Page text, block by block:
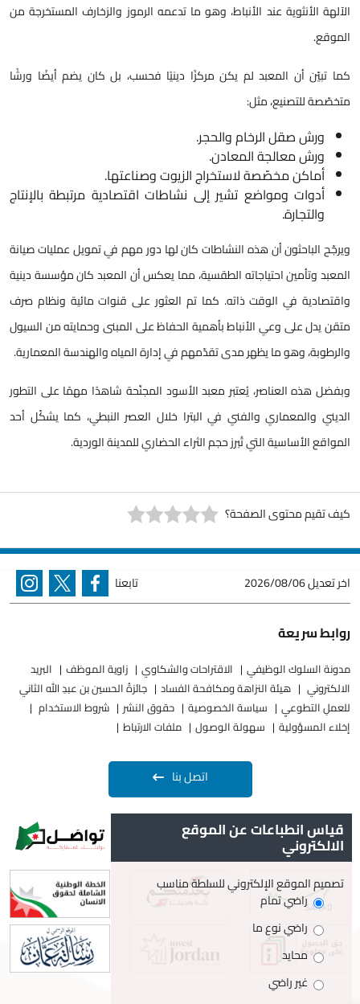
قياس انطباعات عن الموقع
الالكتروني
تصميم الموقع الإلكتروني للسلطة مناسب
راضي تمام
راضي نوع ما
محايد
غير راضي
الآلهة الأنثوية عند الأنباط، وهو ما تدعمه الرموز والزخارف المستخرجة من
الموقع.
كما تبيّن أن المعبد لم يكن مركزًا دينيًا فحسب، بل كان يضم أيضًا ورشًا
متخصّصة للتصنيع، مثل:
ورش صقل الرخام والحجر.
ورش معالجة المعادن.
أماكن مخصّصة لاستخراج الزيوت وصناعتها.
أدوات ومواضع تشير إلى نشاطات اقتصادية مرتبطة بالإنتاج
والتجارة.
ويرجّح الباحثون أن هذه النشاطات كان لها دور مهم في تمويل عمليات صيانة
المعبد وتأمين احتياجاته الطقسية، مما يعكس أن المعبد كان مؤسسة دينية
واقتصادية في الوقت ذاته. كما تم العثور على قنوات مائية ونظام صرف
متقن يدل على وعي الأنباط بأهمية الحفاظ على المبنى وحمايته من السيول
والرطوبة، وهو ما يظهر مدى تقدّمهم في إدارة المياه والهندسة المعمارية.
وبفضل هذه العناصر، يُعتبر معبد الأسود المجنّحة شاهدًا مهمًا على التطور
الديني والمعماري والفني في البترا خلال العصر النبطي، كما يشكّل أحد
المواقع الأساسية التي تُبرز حجم الثراء الحضاري للمدينة الوردية.
كيف تقيم محتوى الصفحة؟
اخر تعديل2026/08/06 تابعنا
روابط سريعة
مدونة السلوك الوظيفي الاقتراحات والشكاوي زاوية الموظف
البريد
الالكتروني
هيئة النزاهة ومكافحة الفساد
جائزةُ الحسين بن عبدِ الله الثاني
للعملِ التطوعيِ
سياسة الخصوصية حقوق النشر
شروط الاستخدام
إخلاء المسؤولية
سهولة الوصول ملفات الارتباط
اتصل بنا